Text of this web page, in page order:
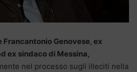
Francantonio Genovese, ex
ex sindaco di Messina,
nel processo sugli illeciti nella